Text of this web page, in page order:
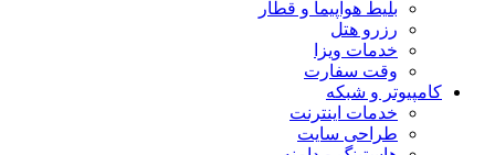
بلیط هواپیما و قطار
رزرو هتل
خدمات ویزا
وقت سفارت
کامپیوتر و شبکه
خدمات اینترنت
طراحی سایت